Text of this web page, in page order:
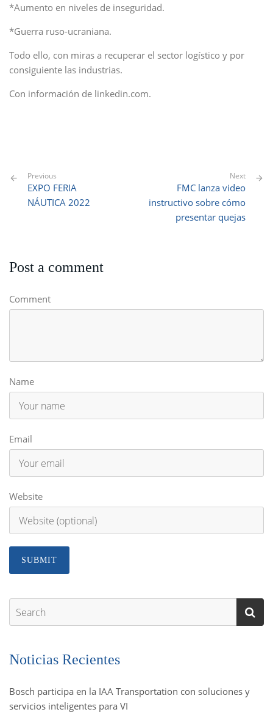
*Aumento en niveles de inseguridad.
*Guerra ruso-ucraniana.
Todo ello, con miras a recuperar el sector logístico y por
consiguiente las industrias.
Con información de linkedin.com.
Previous
EXPO FERIA
NÁUTICA 2022
Next
FMC lanza video
instructivo sobre cómo
presentar quejas
Post a comment
Comment
Name
Email
Website
Noticias Recientes
Bosch participa en la IAA Transportation con soluciones y
servicios inteligentes para VI